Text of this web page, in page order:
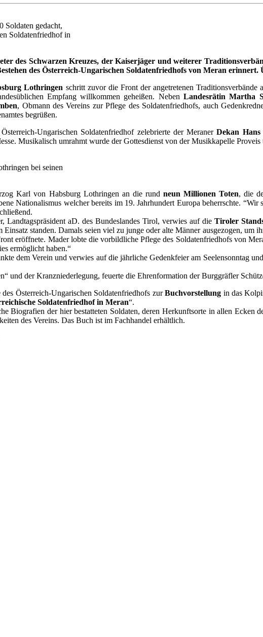
Soldaten gedacht,
Soldatenfriedhof in
des Schwarzen Kreuzes, der Kaiserjäger und weiterer
des Österreich-Ungarischen Soldatenfriedhofs von Meran
Lothringen schritt zuvor die Front der angetretenen
Empfang willkommen geheißen. NebenLandesrätin Martha
, Obmann des Vereins zur Pflege des Soldatenfriedhofs, auch
begrüßen.
Ungarischen Soldatenfriedhof zelebrierte der MeranerDekan Hans
Musikalisch umrahmt wurde der Gottesdienst von der Musikkapelle
bei seinen
Karl von Habsburg Lothringen an die rund neun Millionen Toten, die
Nationalismus welcher bereits im 19. Jahrhundert Europa beherrschte.
aD. des Bundeslandes Tirol, verwies auf die Tiroler
standen. Damals seien viel zu junge oder alte Männer ausgezogen,
eröffnete. Mader lobte die vorbildliche Pflege des Soldatenfriedhofs von
ermöglicht haben.“
dem Verein und verwies auf die jährliche Gedenkfeier am Seelensonntag
und der Kranzniederlegung, feuerte die Ehrenformation der Burggräfler
Österreich-Ungarischen Soldatenfriedhofs zurBuchvorstellung in das
Soldatenfriedhof in Meran“.
Biografien der hier bestatteten Soldaten, deren Herkunftsorte in allen
des Vereins. Das Buch ist im Fachhandel erhältlich.